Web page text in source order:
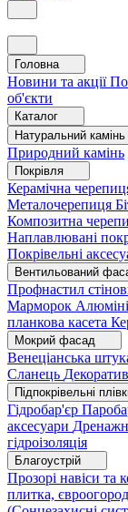
Головна
Новини та акції
об'єкти
Каталог
Натуральний камінь
Природний камінь
Покрівля
Керамічна
Металочерепиця
Композитна
Наплавлювані
Покрівельні
Вентильований
Профнастил
Марморок
планкова касета
Мокрий фасад
Венеціанська
Сланець
Підпокрівельні
Гідробар'єр
аксесуари
гідроізоляція
Благоустрій
Прозорі навіси та
плитка,